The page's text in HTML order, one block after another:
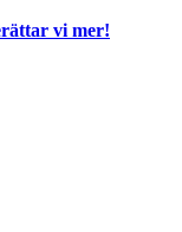
vi mer!